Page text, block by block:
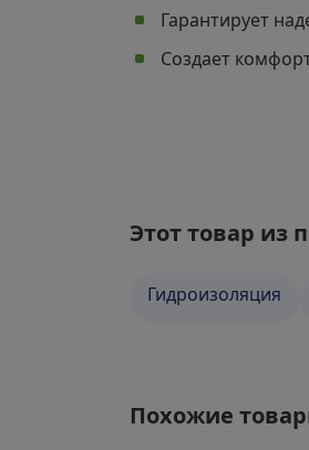
Гарантирует
Создает
Этот товар из
Гидроизоляция
Похожие